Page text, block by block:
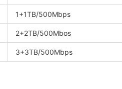
1+1TB/500Mbps
2+2TB/500Mbos
3+3TB/500Mbps